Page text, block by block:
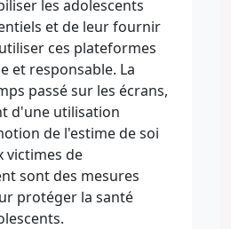
les adolescents
et de leur fournir
ces plateformes
et responsable. La
passé sur les écrans,
d'une utilisation
de l'estime de soi
victimes de
sont des mesures
protéger la santé